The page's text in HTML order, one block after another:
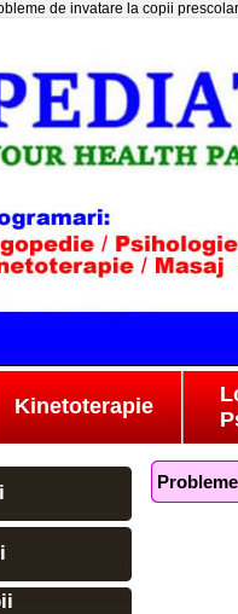
de invatare la copii
Kinetoterapie